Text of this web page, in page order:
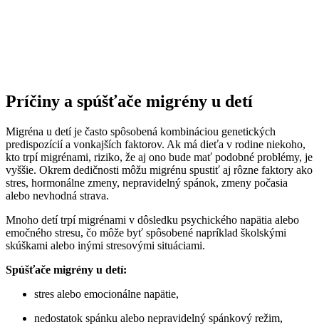
Príčiny a spúšťače migrény u detí
Migréna u detí je často spôsobená kombináciou genetických
predispozícií a vonkajších faktorov. Ak má dieťa v rodine niekoho,
kto trpí migrénami, riziko, že aj ono bude mať podobné problémy, je
vyššie. Okrem dedičnosti môžu migrénu spustiť aj rôzne faktory ako
stres, hormonálne zmeny, nepravidelný spánok, zmeny počasia
alebo nevhodná strava.
Mnoho detí trpí migrénami v dôsledku psychického napätia alebo
emočného stresu, čo môže byť spôsobené napríklad školskými
skúškami alebo inými stresovými situáciami.
Spúšťače migrény u detí:
stres alebo emocionálne napätie,
nedostatok spánku alebo nepravidelný spánkový režim,